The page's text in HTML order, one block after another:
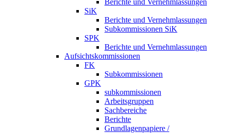
Berichte und Vernehmlassungen
SiK
Berichte und Vernehmlassungen
Subkommissionen SiK
SPK
Berichte und Vernehmlassungen
Aufsichtskommissionen
FK
Subkommissionen
GPK
subkommissionen
Arbeitsgruppen
Sachbereiche
Berichte
Grundlagenpapiere /